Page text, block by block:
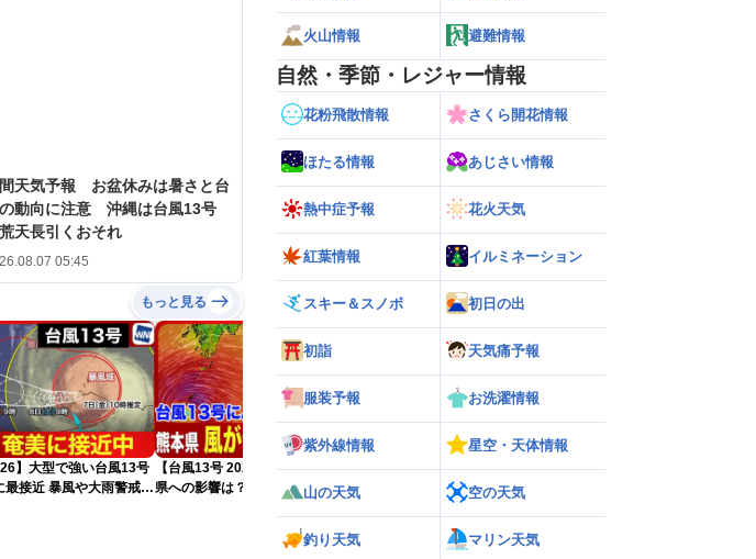
天気予報 お盆休みは暑さと台
動向に注意 沖縄は台風13号
天長引くおそれ
05:45
もっと見る
】大型で強い台風13号
最接近 暴風や大雨警戒
【台風13号 2026】台風13号による熊本
県への影響は？（7日9時更新）
【雨情報】西〜東日本太平洋側は台風の
影響で強雨 九州では大雨のおそれ
火山情報 避難情報
自然・季節・レジャー情報
花粉飛散情報 さくら開花情報
ほたる情報 あじさい情報
熱中症予報 花火天気
紅葉情報 イルミネーション
スキー＆スノボ 初日の出
初詣 天気痛予報
服装予報 お洗濯情報
紫外線情報 星空・天体情報
山の天気 空の天気
釣り天気 マリン天気